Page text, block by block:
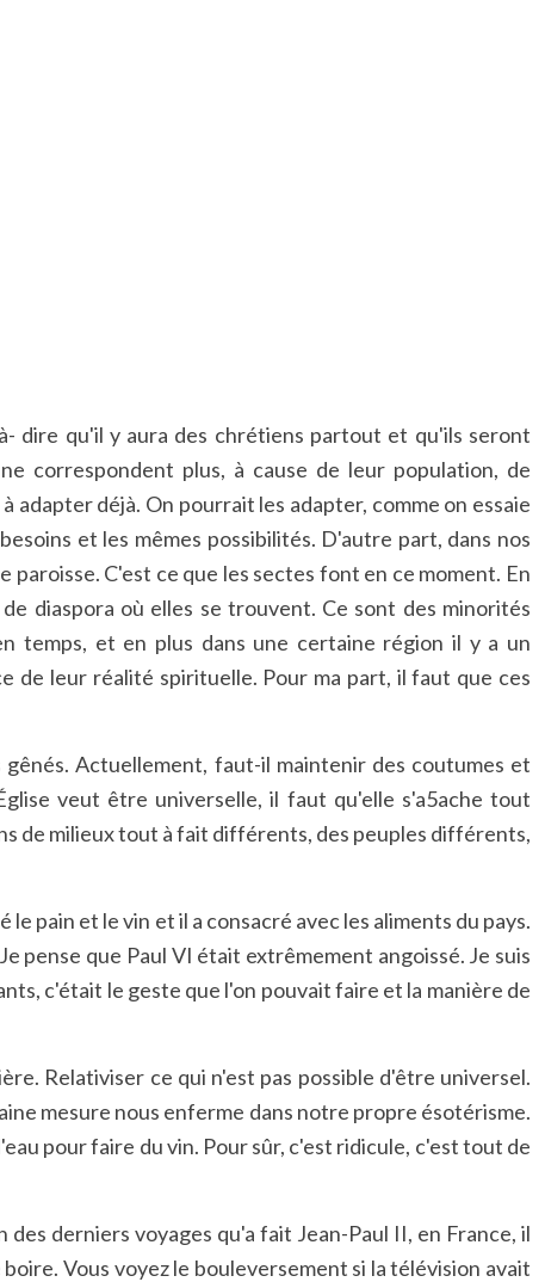
dire qu'il y aura des chrétiens partout et qu'ils seront
correspondent plus, à cause de leur population, de
déjà. On pourrait les adapter, comme on essaie
et les mêmes possibilités. D'autre part, dans nos
C'est ce que les sectes font en ce moment. En
diaspora où elles se trouvent. Ce sont des minorités
temps, et en plus dans une certaine région il y a un
de leur réalité spirituelle. Pour ma part, il faut que ces
Actuellement, faut-il maintenir des coutumes et
veut être universelle, il faut qu'elle s'a5ache tout
de milieux tout à fait différents, des peuples différents,
pain et le vin et il a consacré avec les aliments du pays.
pense que Paul VI était extrêmement angoissé. Je suis
c'était le geste que l'on pouvait faire et la manière de
Relativiser ce qui n'est pas possible d'être universel.
mesure nous enferme dans notre propre ésotérisme.
pour faire du vin. Pour sûr, c'est ridicule, c'est tout de
derniers voyages qu'a fait Jean-Paul II, en France, il
Vous voyez le bouleversement si la télévision avait